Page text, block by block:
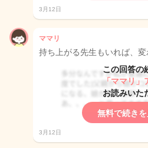
3月12日
ママリ
持ち上がる先生もいれば、変
この回答の
「ママリ」
お読みいた
無料で続き
3月12日